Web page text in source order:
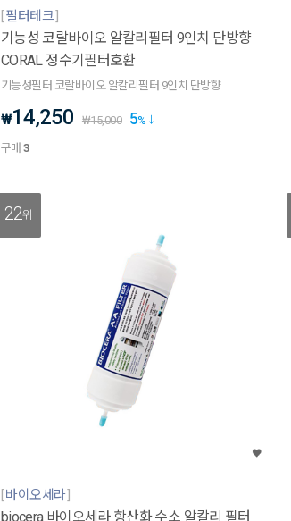
필터테크
기능성 코랄바이오 알칼리필터 9인치 단방향
CORAL 정수기필터호환
기능성필터 코랄바이오 알칼리필터 9인치 단방향
₩14,250 ₩15,000 5%
구매3
22위
바이오세라
biocera 바이오세라 항산화 수소 알칼리 필터